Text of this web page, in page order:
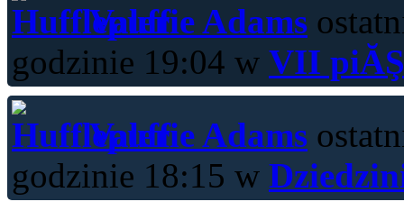
Valerie Adams
godzinie 19:04 w VII
Valerie Adams
godzinie 18:15 w